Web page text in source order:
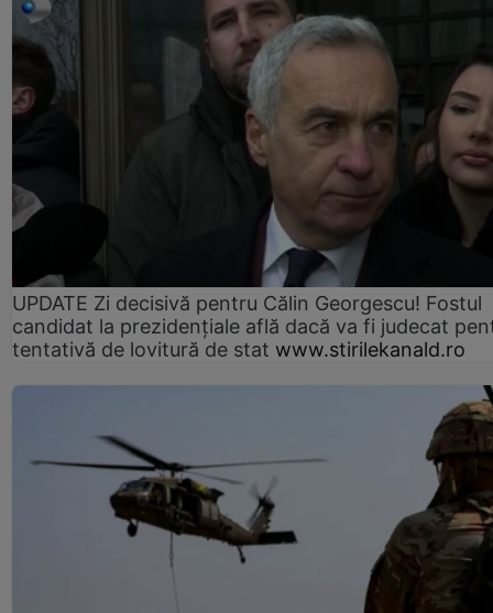
UPDATE Zi decisivă pentru Călin Georgescu! Fostul
candidat la prezidențiale află dacă va fi judecat
tentativă de lovitură de stat www.stirilekanald.ro